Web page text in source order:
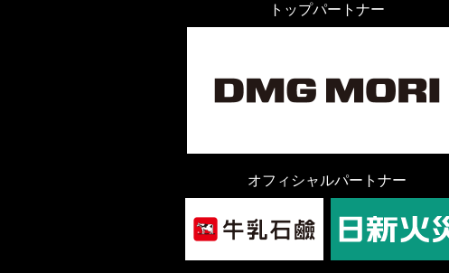
トップパートナー
オフィシャルパートナー